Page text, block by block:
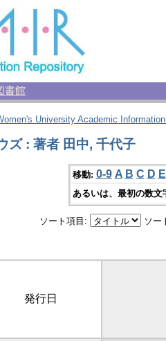
書館
University Academic
ズ : 著者 田中, 千代子
移動: 0-9 A B C D E
あるいは、最初の数
ソート項目: ソー
発行日